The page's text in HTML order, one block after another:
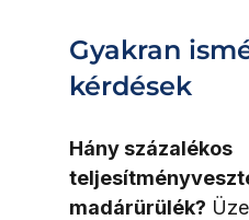
Gyakran
kérdések
Hány százalékos
madárürülék?